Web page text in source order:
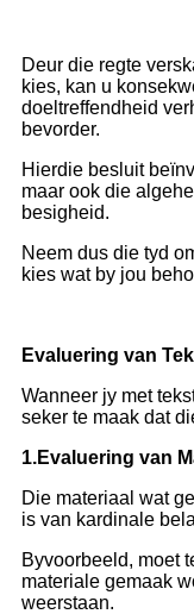
Deur die regte
kies, kan u
doeltreffendheid
bevorder.
Hierdie besluit
maar ook die
besigheid.
Neem dus die tyd
kies wat by jou
Evaluering van
Wanneer jy met
seker te maak dat
1.Evaluering van
Die materiaal wat
is van kardinale
Byvoorbeeld, moet
materiale gemaak
weerstaan.